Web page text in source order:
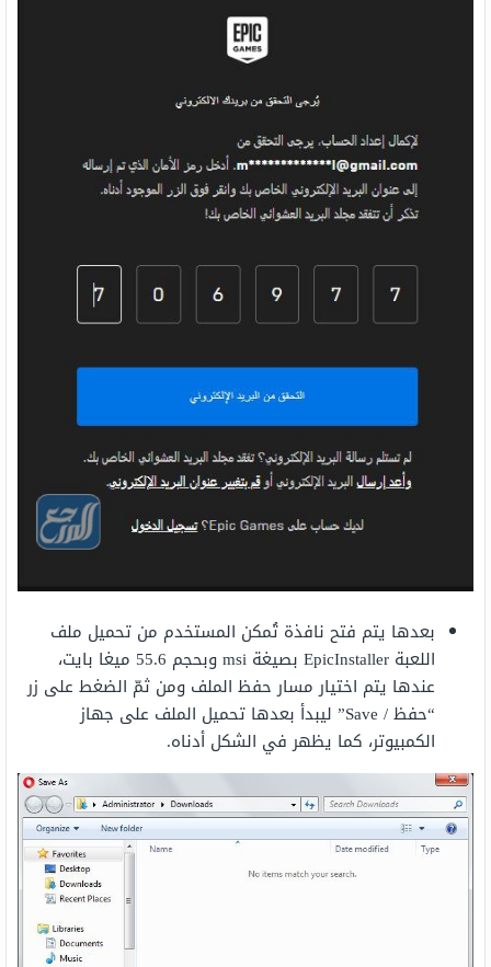
بعدها يتم فتح نافذة تُمكن المستخدم من تحميل ملف
اللعبة EpicInstaller بصيغة msi وبحجم 55.6 ميغا بايت،
عندها يتم اختيار مسار حفظ الملف ومن ثمّ الضغط على زر
“حفظ / Save” ليبدأ بعدها تحميل الملف على جهاز
الكمبيوتر، كما يظهر في الشكل أدناه.